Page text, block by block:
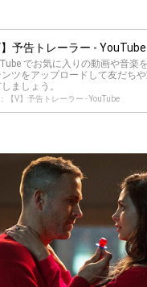
】予告トレーラー - YouTube
でお気に入りの動画や音楽
ンツをアップロードして友だち
ましょう。
【V】予告トレーラー - YouTube